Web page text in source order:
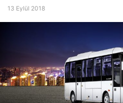
13 Eylül 2018